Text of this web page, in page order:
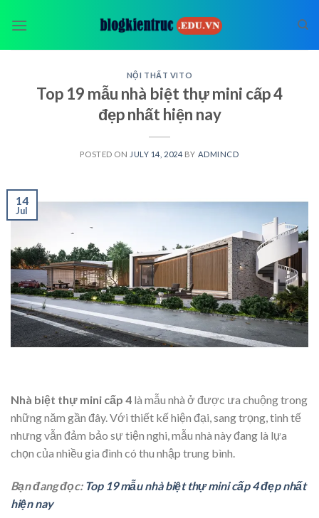
NỘI THẤT VITO
Top 19 mẫu nhà biệt thự mini cấp 4
đẹp nhất hiện nay
POSTED ON JULY 14, 2024 BY ADMINCD
14
Jul
Nhà biệt thự mini cấp 4 là mẫu nhà ở được ưa chuộng trong
những năm gần đây. Với thiết kế hiện đại, sang trọng, tinh tế
nhưng vẫn đảm bảo sự tiện nghi, mẫu nhà này đang là lựa
chọn của nhiều gia đình có thu nhập trung bình.
Bạn đang đọc: Top 19 mẫu nhà biệt thự mini cấp 4 đẹp nhất
hiện nay